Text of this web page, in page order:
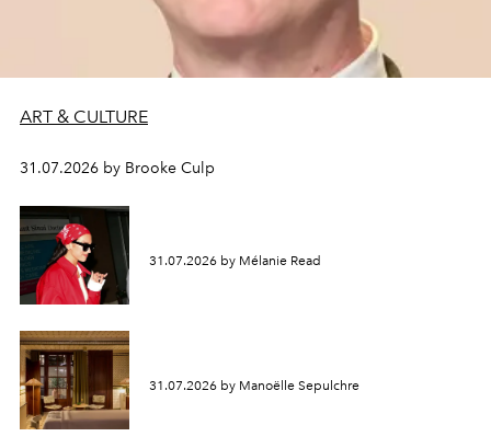
ART & CULTURE
31.07.2026 by Brooke Culp
31.07.2026 by Mélanie Read
31.07.2026 by Manoëlle Sepulchre